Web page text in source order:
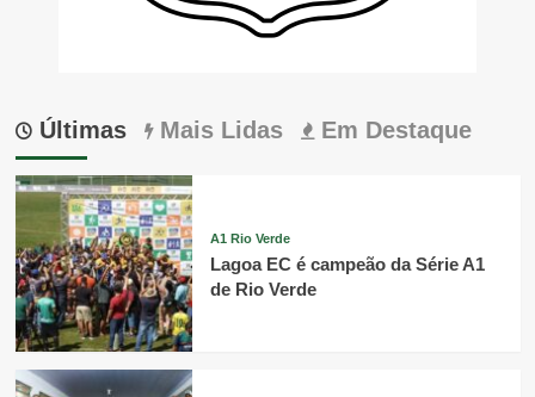
Últimas Mais Lidas Em Destaque
A1 Rio Verde
Lagoa EC é campeão da Série A1
de Rio Verde